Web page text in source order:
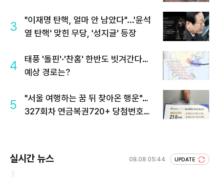
3
"이재명 탄핵, 얼마 안 남았다"...'윤석
열 탄핵' 맞힌 무당, '성지글' 등장
4
태풍 '돌핀'·'찬홈' 한반도 빗겨간다…
예상 경로는?
5
"서울 여행하는 꿈 뒤 찾아온 행운"…
327회차 연금복권720+ 당첨번호조
실시간 뉴스 08.08 05:44 UPDATE